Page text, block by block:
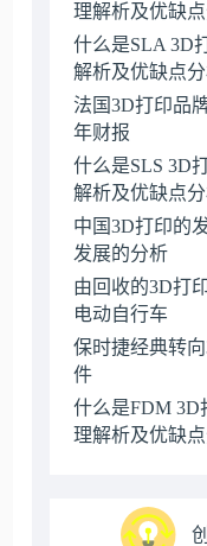
理解析及优缺
什么是SLA 3D
解析及优缺点
法国3D打印品
年财报
什么是SLS 3D
解析及优缺点
中国3D打印的
发展的分析
由回收的3D打
电动自行车
保时捷经典转
件
什么是FDM 3D
理解析及优缺